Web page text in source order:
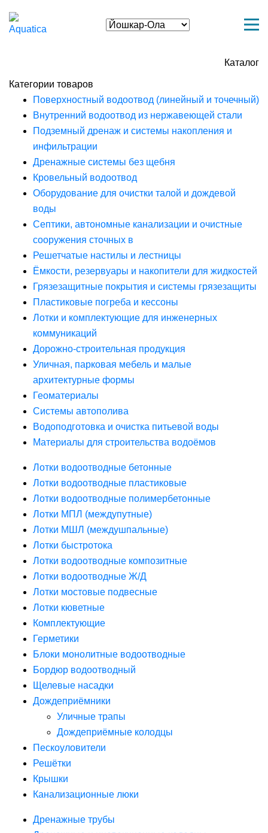
Каталог
Категории товаров
Поверхностный водоотвод (линейный и точечный)
Внутренний водоотвод из нержавеющей стали
Подземный дренаж и системы накопления и
инфильтрации
Дренажные системы без щебня
Кровельный водоотвод
Оборудование для очистки талой и дождевой
воды
Септики, автономные канализации и очистные
сооружения сточных в
Решетчатые настилы и лестницы
Ёмкости, резервуары и накопители для жидкостей
Грязезащитные покрытия и системы грязезащиты
Пластиковые погреба и кессоны
Лотки и комплектующие для инженерных
коммуникаций
Дорожно-строительная продукция
Уличная, парковая мебель и малые
архитектурные формы
Геоматериалы
Системы автополива
Водоподготовка и очистка питьевой воды
Материалы для строительства водоёмов
Лотки водоотводные бетонные
Лотки водоотводные пластиковые
Лотки водоотводные полимербетонные
Лотки МПЛ (междупутные)
Лотки МШЛ (междушпальные)
Лотки быстротока
Лотки водоотводные композитные
Лотки водоотводные Ж/Д
Лотки мостовые подвесные
Лотки кюветные
Комплектующие
Герметики
Блоки монолитные водоотводные
Бордюр водоотводный
Щелевые насадки
Дождеприёмники
Уличные трапы
Дождеприёмные колодцы
Пескоуловители
Решётки
Крышки
Канализационные люки
Дренажные трубы